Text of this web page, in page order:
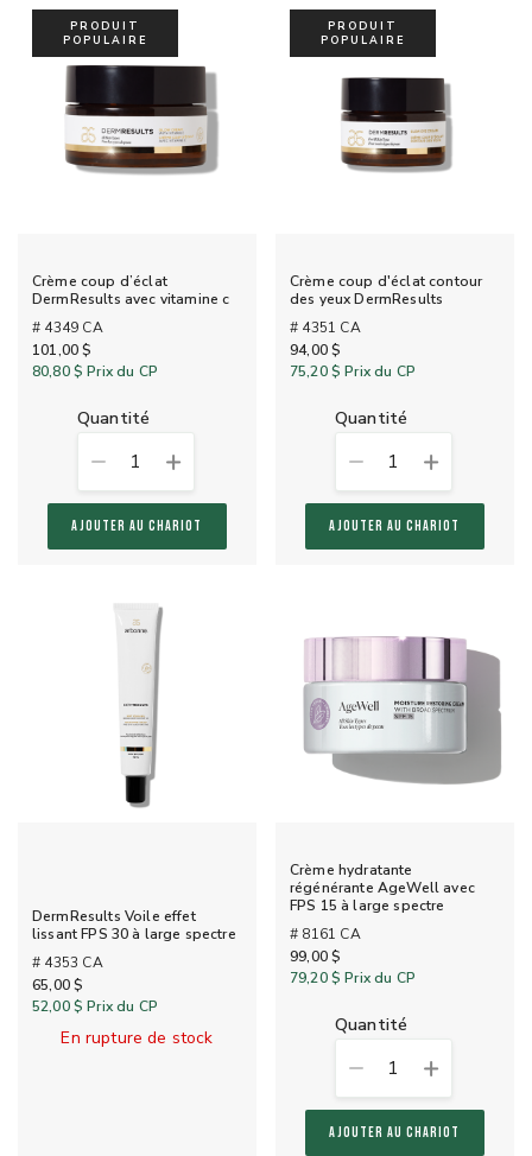
PRODUIT
POPULAIRE
Crème coup d’éclat
DermResults avec vitamine c
# 4349 CA
101,00 $
80,80 $ Prix du CP
quantité
1
AJOUTER AU CHARIOT
PRODUIT
POPULAIRE
Crème coup d'éclat contour
des yeux DermResults
# 4351 CA
94,00 $
75,20 $ Prix du CP
quantité
1
AJOUTER AU CHARIOT
DermResults Voile effet
lissant FPS 30 à large spectre
# 4353 CA
65,00 $
52,00 $ Prix du CP
En rupture de stock
Crème hydratante
régénérante AgeWell avec
FPS 15 à large spectre
# 8161 CA
99,00 $
79,20 $ Prix du CP
quantité
1
AJOUTER AU CHARIOT